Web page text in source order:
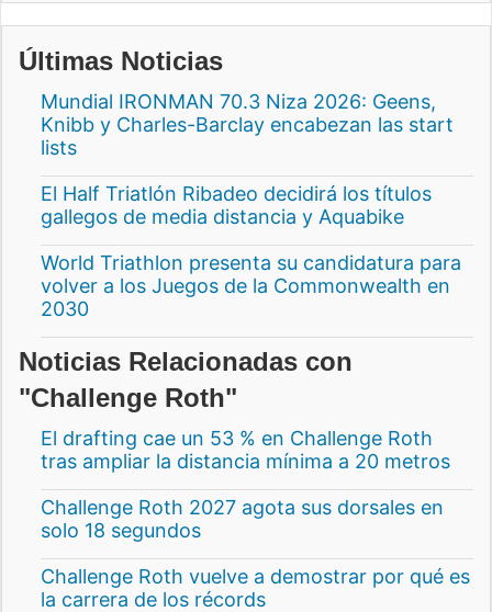
Últimas Noticias
Mundial IRONMAN 70.3 Niza 2026: Geens,
Knibb y Charles-Barclay encabezan las start
lists
El Half Triatlón Ribadeo decidirá los títulos
gallegos de media distancia y Aquabike
World Triathlon presenta su candidatura para
volver a los Juegos de la Commonwealth en
2030
Noticias Relacionadas con
"Challenge Roth"
El drafting cae un 53 % en Challenge Roth
tras ampliar la distancia mínima a 20 metros
Challenge Roth 2027 agota sus dorsales en
solo 18 segundos
Challenge Roth vuelve a demostrar por qué es
la carrera de los récords